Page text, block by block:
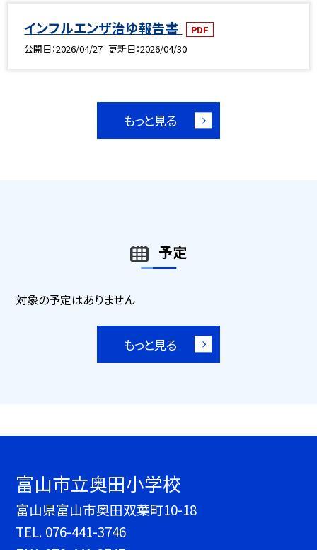
インフルエンザ治ゆ報告書
PDF
公開日 2026/04/27 更新日 2026/04/30
もっと見る
予定
対象の予定はありません
もっと見る
富山市立奥田小学校
富山県富山市奥田双葉町10-18
TEL. 076-441-3746